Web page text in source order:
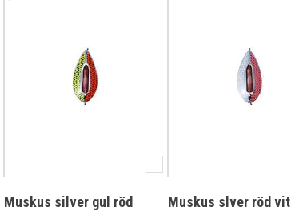
Muskus silver gul röd Muskus slver röd vit